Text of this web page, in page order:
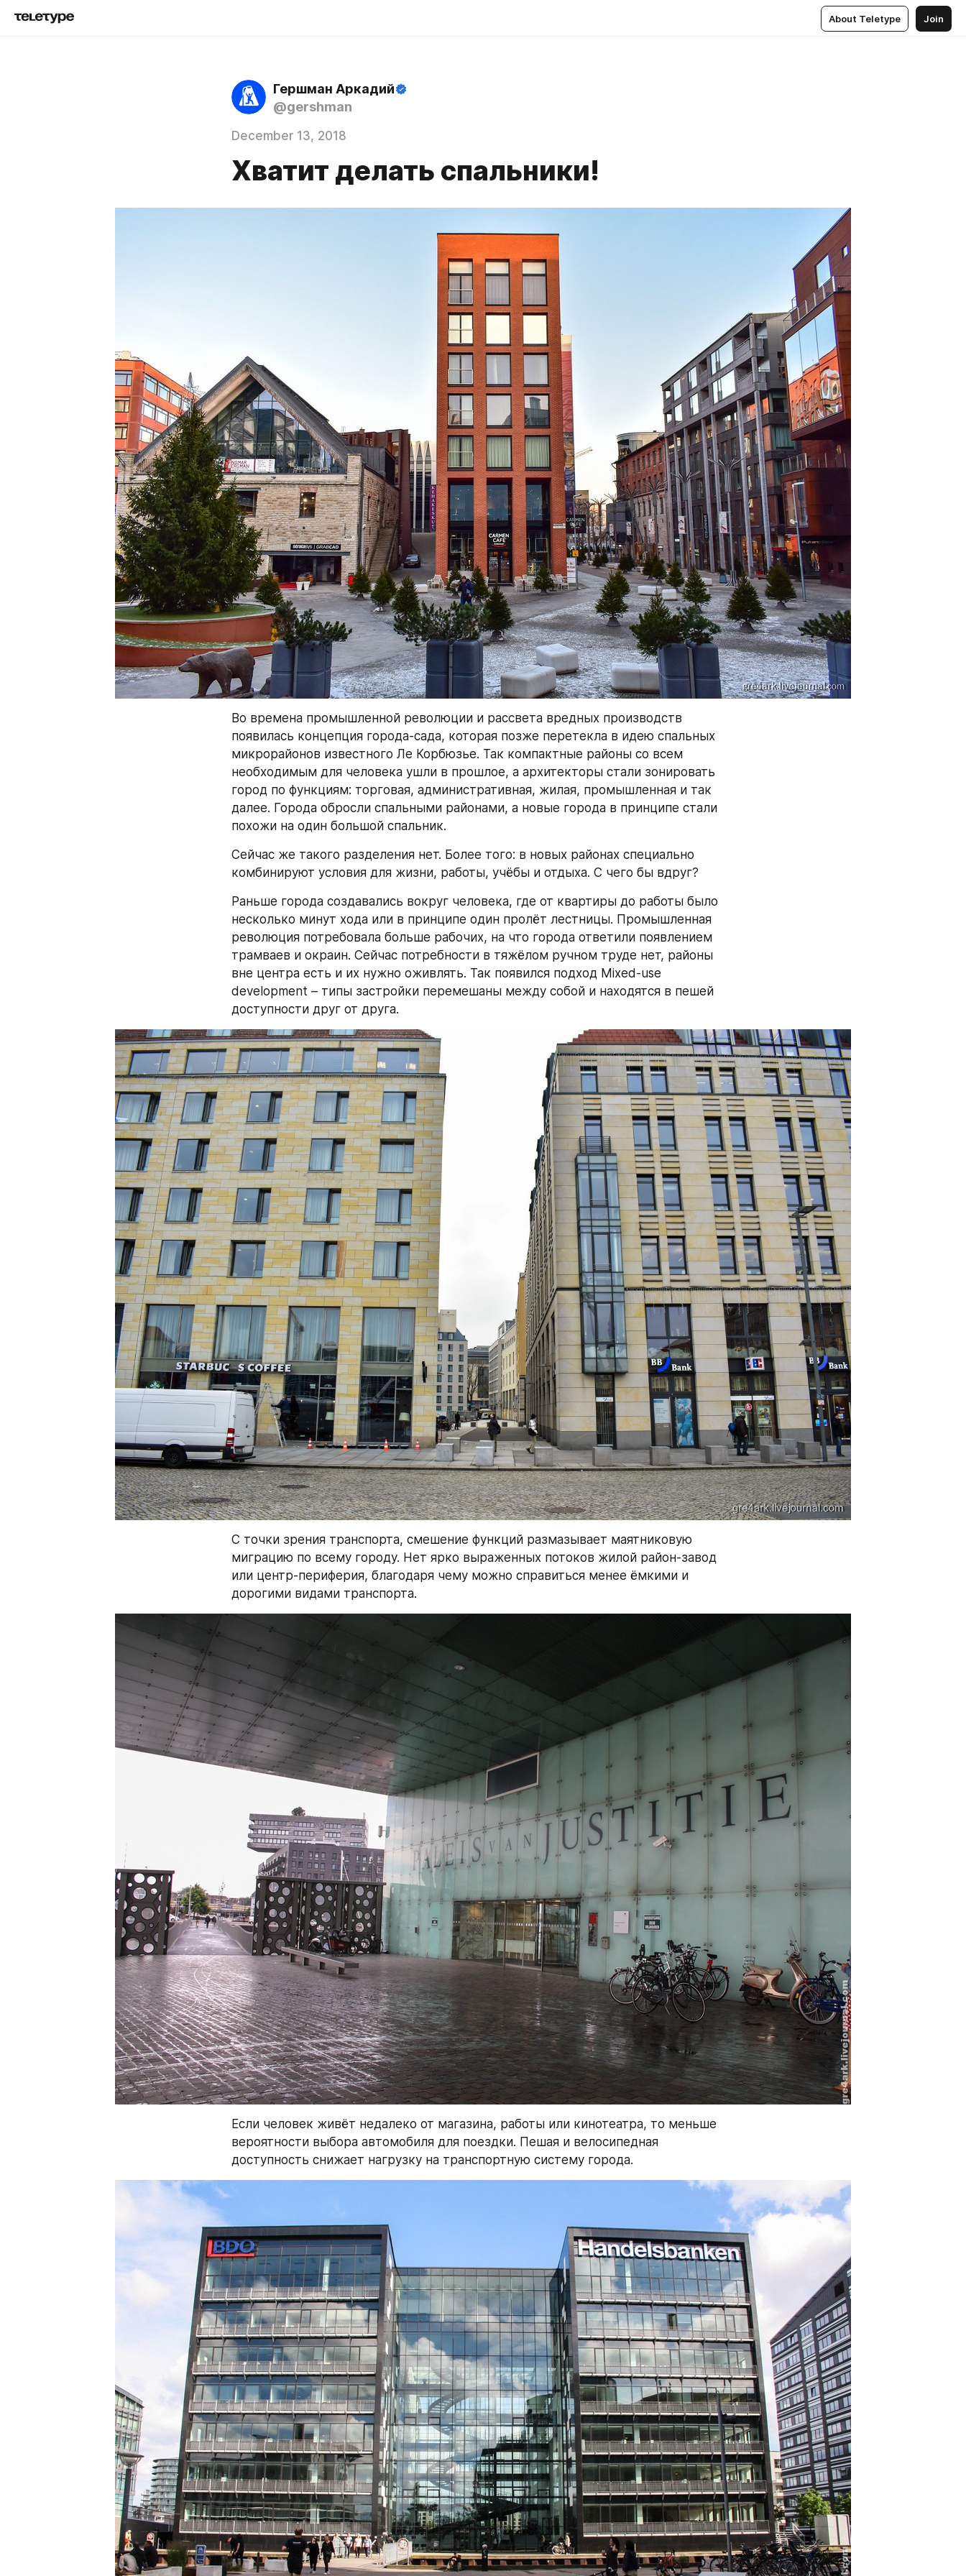
About Teletype Join
Гершман Аркадий
@gershman
December 13, 2018
Хватит делать спальники!
Во времена промышленной революции и рассвета вредных производств
появилась концепция города-сада, которая позже перетекла в идею спальных
микрорайонов известного Ле Корбюзье. Так компактные районы со всем
необходимым для человека ушли в прошлое, а архитекторы стали зонировать
город по функциям: торговая, административная, жилая, промышленная и так
далее. Города обросли спальными районами, а новые города в принципе стали
похожи на один большой спальник.
Сейчас же такого разделения нет. Более того: в новых районах специально
комбинируют условия для жизни, работы, учёбы и отдыха. С чего бы вдруг?
Раньше города создавались вокруг человека, где от квартиры до работы было
несколько минут хода или в принципе один пролёт лестницы. Промышленная
революция потребовала больше рабочих, на что города ответили появлением
трамваев и окраин. Сейчас потребности в тяжёлом ручном труде нет, районы
вне центра есть и их нужно оживлять. Так появился подход Mixed-use
development – типы застройки перемешаны между собой и находятся в пешей
доступности друг от друга.
С точки зрения транспорта, смешение функций размазывает маятниковую
миграцию по всему городу. Нет ярко выраженных потоков жилой район-завод
или центр-периферия, благодаря чему можно справиться менее ёмкими и
дорогими видами транспорта.
Если человек живёт недалеко от магазина, работы или кинотеатра, то меньше
вероятности выбора автомобиля для поездки. Пешая и велосипедная
доступность снижает нагрузку на транспортную систему города.